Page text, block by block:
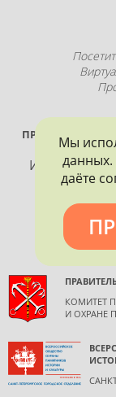
ПРОЕКТ
КОМИТЕТ
И ОХРАНЕ
Мы
данных.
даёте